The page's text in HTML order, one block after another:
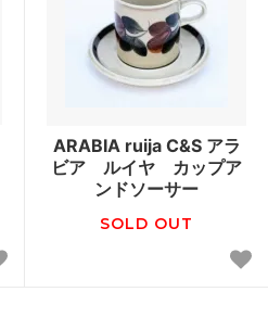
ARABIA ruija C&S アラ
ビア ルイヤ カップア
ンドソーサー
SOLD OUT